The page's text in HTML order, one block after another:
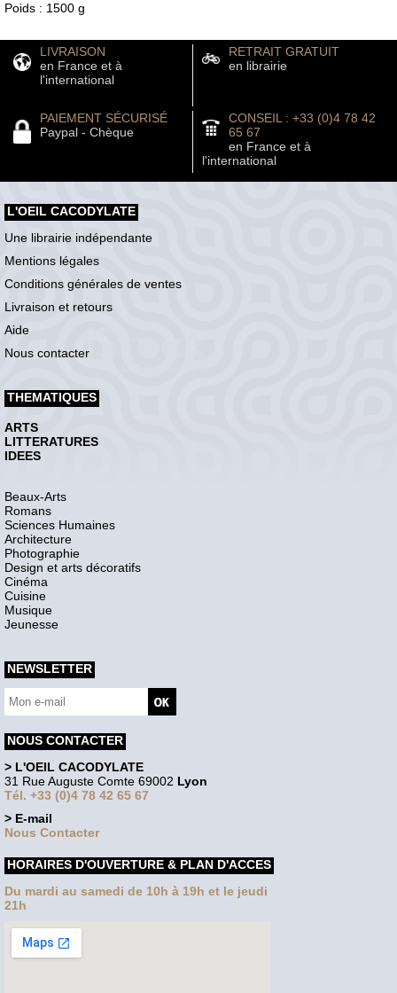
Poids : 1500 g
LIVRAISON
en France et à
l'international
RETRAIT GRATUIT
en librairie
PAIEMENT SÉCURISÉ
Paypal - Chèque
CONSEIL : +33 (0)4 78 42
65 67
en France et à
l'international
L'OEIL CACODYLATE
Une librairie indépendante
Mentions légales
Conditions générales de ventes
Livraison et retours
Aide
Nous contacter
THEMATIQUES
ARTS
LITTERATURES
IDEES
Beaux-Arts
Romans
Sciences Humaines
Architecture
Photographie
Design et arts décoratifs
Cinéma
Cuisine
Musique
Jeunesse
NEWSLETTER
NOUS CONTACTER
> L'OEIL CACODYLATE
31 Rue Auguste Comte 69002 Lyon
Tél. +33 (0)4 78 42 65 67
> E-mail
Nous Contacter
HORAIRES D'OUVERTURE & PLAN D'ACCES
Du mardi au samedi de 10h à 19h et le jeudi
21h